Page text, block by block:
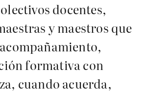
docentes,
y maestros que
formativa con
cuando acuerda,